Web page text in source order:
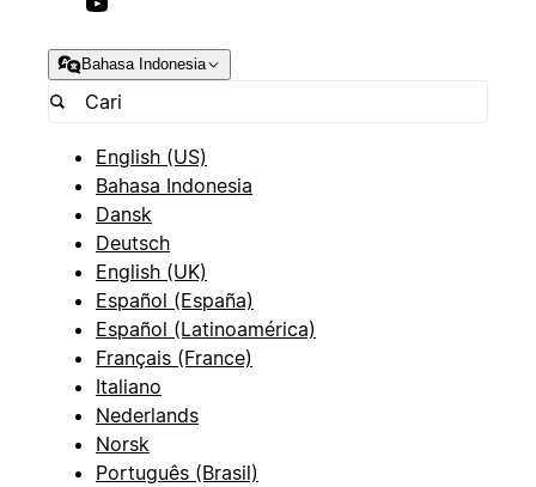
Bahasa Indonesia
English (US)
Bahasa Indonesia
Dansk
Deutsch
English (UK)
Español (España)
Español (Latinoamérica)
Français (France)
Italiano
Nederlands
Norsk
Português (Brasil)